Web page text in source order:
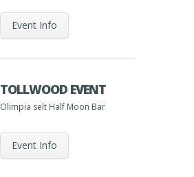
Event Info
TOLLWOOD EVENT
Olimpia selt Half Moon Bar
Event Info